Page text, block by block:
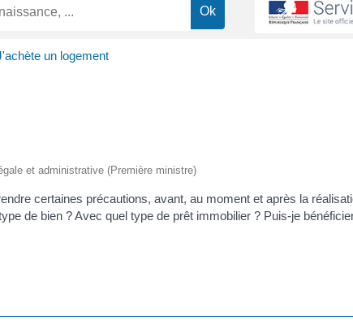
un logement
et administrative (Première ministre)
certaines précautions, avant, au moment et après la
de bien ? Avec quel type de prêt immobilier ? Puis-je